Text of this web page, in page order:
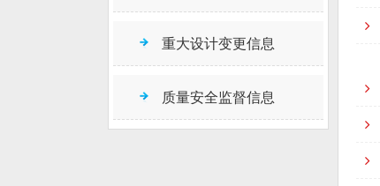
重大设计变更信息
质量安全监督信息